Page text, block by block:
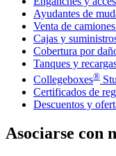
Ayudantes de
Venta de
Cajas y
Cobertura por
Tanques y
Collegeboxes®
Certificados de
Descuentos y
Asociarse con